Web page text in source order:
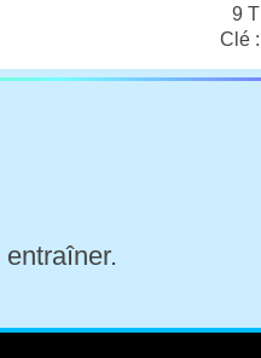
9 T
Clé :